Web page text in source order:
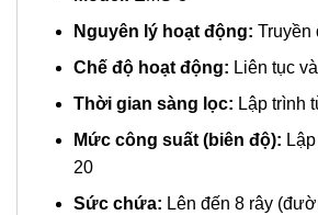
Nguyên lý hoạt động: Truyền
Chế độ hoạt động: Liên tục
Thời gian sàng lọc: Lập trình
Mức công suất (biên độ):
20
Sức chứa: Lên đến 8 rây